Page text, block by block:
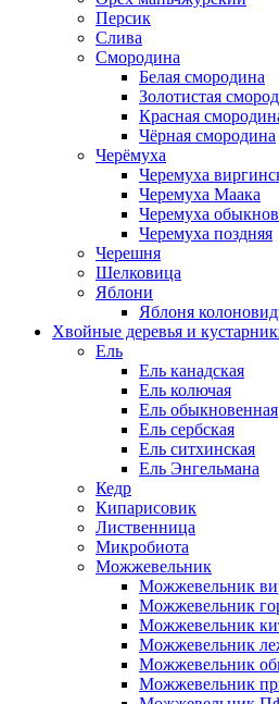
Персик
Слива
Смородина
Белая смородина
Золотистая
Красная
Чёрная смородина
Черёмуха
Черемуха
Черемуха Маака
Черемуха
Черемуха поздняя
Черешня
Шелковица
Яблони
Яблоня
Хвойные деревья и
Ель
Ель канадская
Ель колючая
Ель обыкновенная
Ель сербская
Ель ситхинская
Ель Энгельмана
Кедр
Кипарисовик
Лиственница
Микробиота
Можжевельник
Можжевельник
Можжевельник
Можжевельник
Можжевельник
Можжевельник
Можжевельник